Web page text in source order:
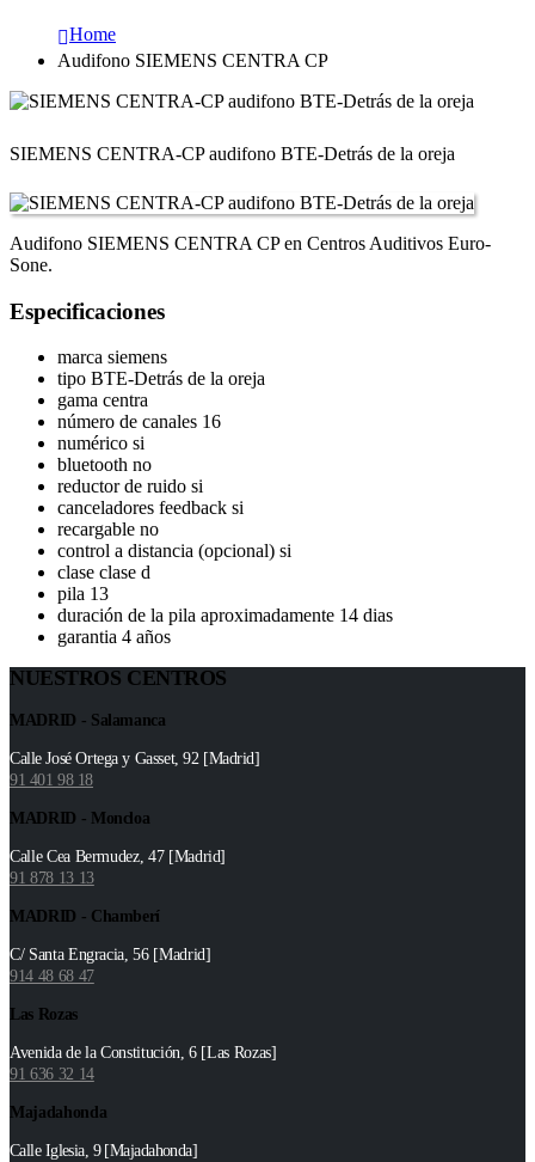
Home
Audifono SIEMENS CENTRA CP
SIEMENS CENTRA-CP audifono BTE-Detrás de la oreja
Audifono SIEMENS CENTRA CP en Centros Auditivos Euro-
Sone.
Especificaciones
marca siemens
tipo BTE-Detrás de la oreja
gama centra
número de canales 16
numérico si
bluetooth no
reductor de ruido si
canceladores feedback si
recargable no
control a distancia (opcional) si
clase clase d
pila 13
duración de la pila aproximadamente 14 dias
garantia 4 años
NUESTROS CENTROS
MADRID - Salamanca
Calle José Ortega y Gasset, 92 [Madrid]
91 401 98 18
MADRID - Moncloa
Calle Cea Bermudez, 47 [Madrid]
91 878 13 13
MADRID - Chamberí
C/ Santa Engracia, 56 [Madrid]
914 48 68 47
Las Rozas
Avenida de la Constitución, 6 [Las Rozas]
91 636 32 14
Majadahonda
Calle Iglesia, 9 [Majadahonda]